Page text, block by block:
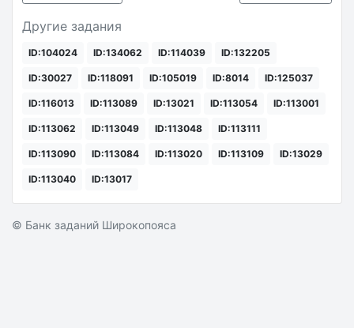
Другие задания
ID:104024 ID:134062 ID:114039 ID:132205
ID:30027 ID:118091 ID:105019 ID:8014 ID:125037
ID:116013 ID:113089 ID:13021 ID:113054 ID:113001
ID:113062 ID:113049 ID:113048 ID:113111
ID:113090 ID:113084 ID:113020 ID:113109 ID:13029
ID:113040 ID:13017
© Банк заданий Широкопояса